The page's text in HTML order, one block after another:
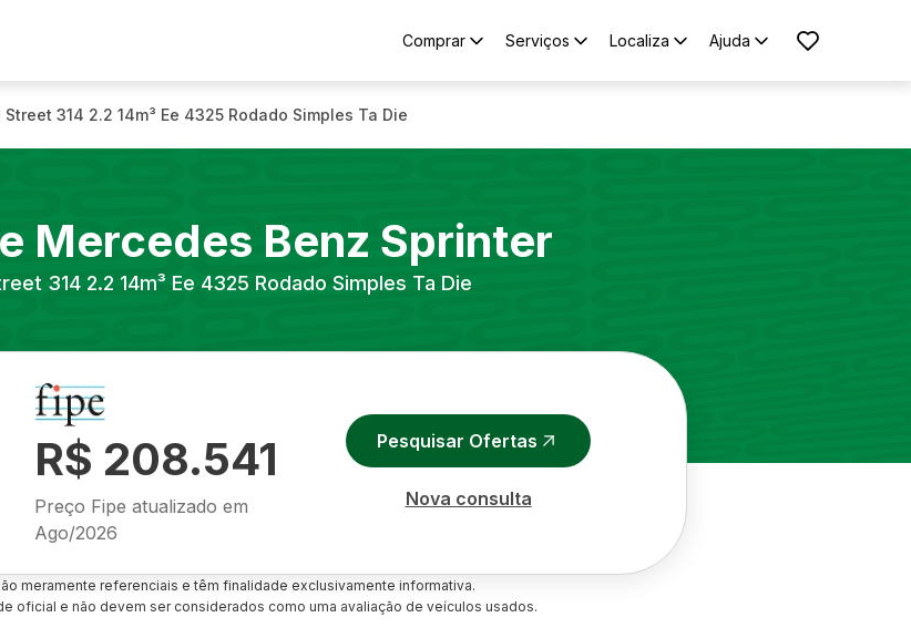
Comprar Serviços Localiza Ajuda
Street 314 2.2 14m³ Ee 4325 Rodado Simples Ta Die
Mercedes Benz Sprinter
314 2.2 14m³ Ee 4325 Rodado Simples Ta Die
R$ 208.541
Preço Fipe atualizado em
Ago/2026
Pesquisar Ofertas
Nova consulta
meramente referenciais e têm finalidade exclusivamente informativa.
oficial e não devem ser considerados como uma avaliação de veículos usados.